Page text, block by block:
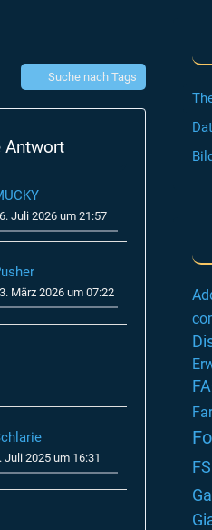
Suche nach Tags
Antwort
Juli 2026 um 21:57
März 2026 um 07:22
Juli 2025 um 16:31